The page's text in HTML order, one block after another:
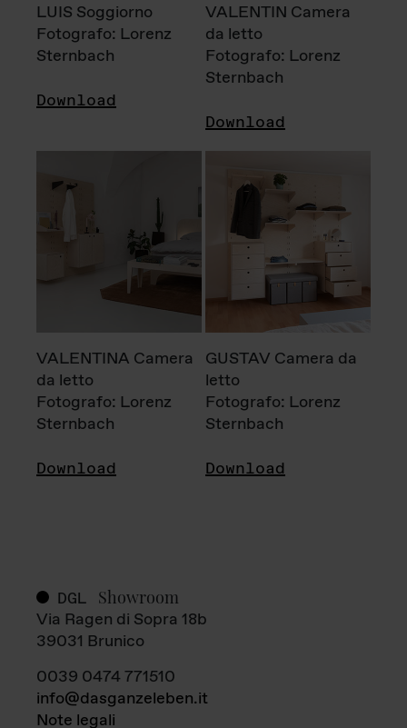
LUIS Soggiorno
Fotografo: Lorenz
Sternbach
Download
VALENTIN Camera
da letto
Fotografo: Lorenz
Sternbach
Download
VALENTINA Camera
da letto
Fotografo: Lorenz
Sternbach
Download
GUSTAV Camera da
letto
Fotografo: Lorenz
Sternbach
Download
DGL Showroom
Via Ragen di Sopra 18b
39031 Brunico
0039 0474 771510
info@dasganzeleben.it
Note legali